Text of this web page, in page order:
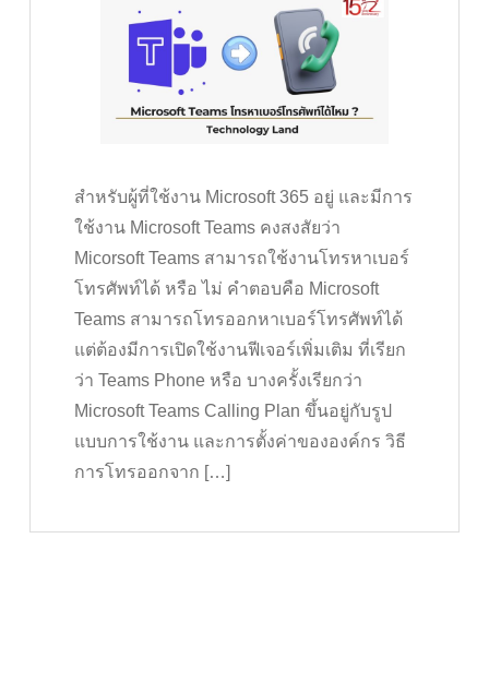
สำหรับผู้ที่ใช้งาน Microsoft 365 อยู่ และมีการ
ใช้งาน Microsoft Teams คงสงสัยว่า
Micorsoft Teams สามารถใช้งานโทรหาเบอร์
โทรศัพท์ได้ หรือ ไม่ คำตอบคือ Microsoft
Teams สามารถโทรออกหาเบอร์โทรศัพท์ได้
แต่ต้องมีการเปิดใช้งานฟีเจอร์เพิ่มเติม ที่เรียก
ว่า Teams Phone หรือ บางครั้งเรียกว่า
Microsoft Teams Calling Plan ขึ้นอยู่กับรูป
แบบการใช้งาน และการตั้งค่าขององค์กร วิธี
การโทรออกจาก […]